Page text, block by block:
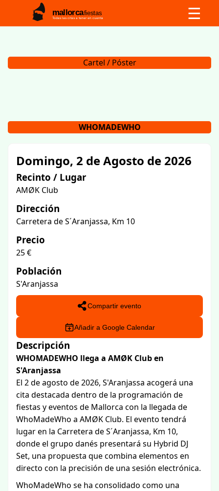
mallorcafiestas
Todas las citas a tener en cuenta ☰
Cartel / Póster
WHOMADEWHO
Domingo, 2 de Agosto de 2026
Recinto / Lugar
AMØK Club
Dirección
Carretera de S´Aranjassa, Km 10
Precio
25 €
Población
S'Aranjassa
Compartir evento
Añadir a Google Calendar
Descripción
WHOMADEWHO llega a AMØK Club en
S'Aranjassa
El 2 de agosto de 2026, S'Aranjassa acogerá una
cita destacada dentro de la programación de
fiestas y eventos de Mallorca con la llegada de
WhoMadeWho a AMØK Club. El evento tendrá
lugar en la Carretera de S´Aranjassa, Km 10,
donde el grupo danés presentará su Hybrid DJ
Set, una propuesta que combina elementos en
directo con la precisión de una sesión electrónica.
WhoMadeWho se ha consolidado como una